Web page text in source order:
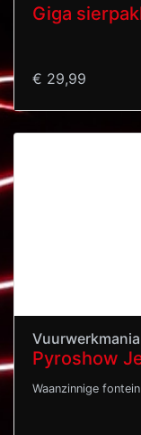
Giga
€ 29,99
Vuurwerkmania
Pyroshow
Waanzinnige